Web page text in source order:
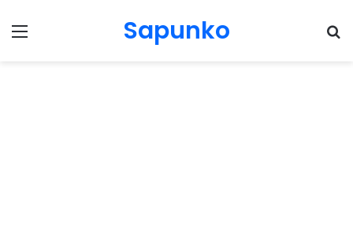
Menu Sapunko